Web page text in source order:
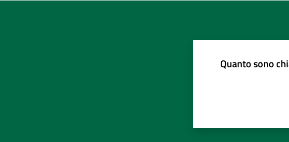
Quanto sono